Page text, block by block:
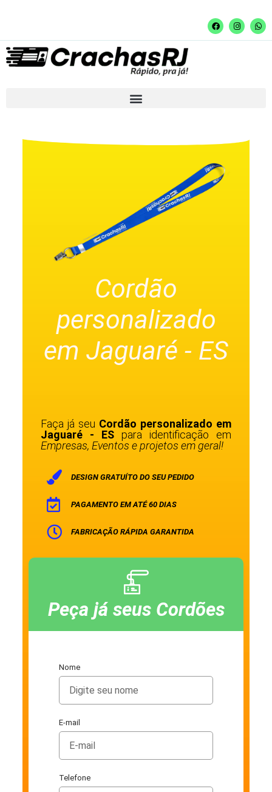
Cordão
personalizado
em Jaguaré - ES
Faça já seu Cordão personalizado em
Jaguaré - ES para identificação em
Empresas, Eventos e projetos em geral!
DESIGN GRATUÍTO DO SEU PEDIDO
PAGAMENTO EM ATÉ 60 DIAS
FABRICAÇÃO RÁPIDA GARANTIDA
Peça já seus Cordões
Nome
E-mail
Telefone